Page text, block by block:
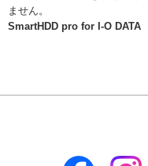
ません。
SmartHDD pro for I-O DATA